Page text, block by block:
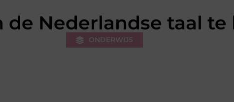
de Nederlandse taal te
ONDERWIJS